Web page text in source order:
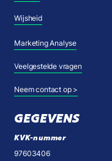
Wijsheid
Marketing Analyse
Veelgestelde vragen
Neem contact op >
GEGEVENS
KVK-nummer
97603406